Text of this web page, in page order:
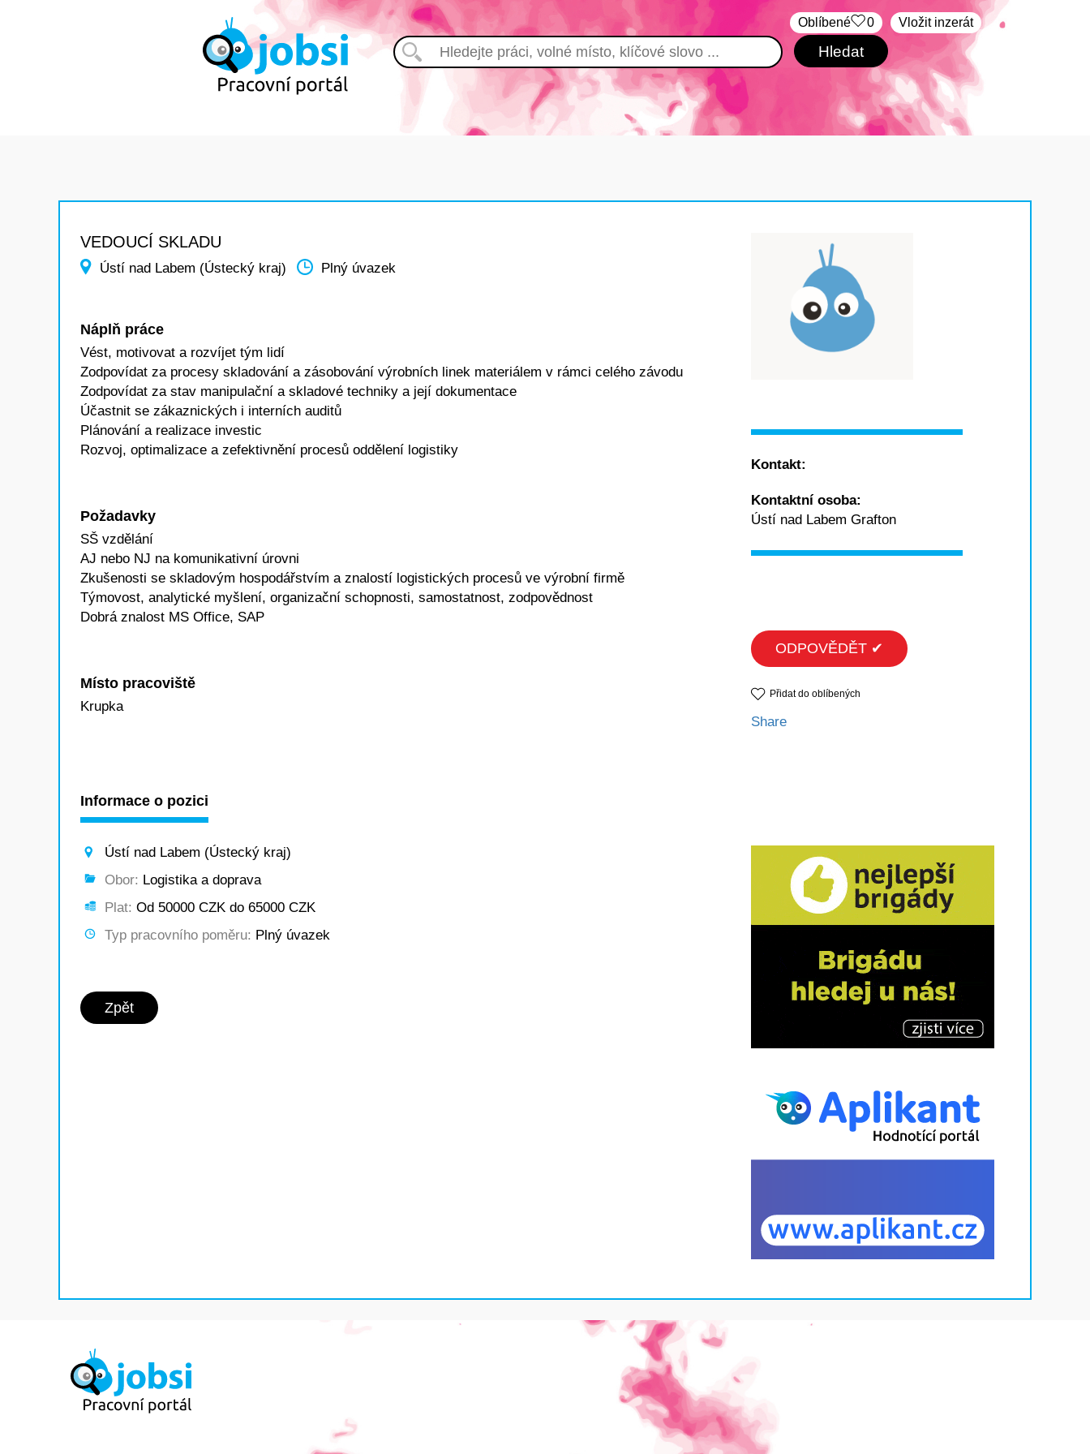
Vložit inzerát
Oblíbené 0
VEDOUCÍ SKLADU
Ústí nad Labem (Ústecký kraj) Plný úvazek
Náplň práce
Vést, motivovat a rozvíjet tým lidí
Zodpovídat za procesy skladování a zásobování výrobních linek materiálem v rámci celého závodu
Zodpovídat za stav manipulační a skladové techniky a její dokumentace
Účastnit se zákaznických i interních auditů
Plánování a realizace investic
Rozvoj, optimalizace a zefektivnění procesů oddělení logistiky
Požadavky
SŠ vzdělání
AJ nebo NJ na komunikativní úrovni
Zkušenosti se skladovým hospodářstvím a znalostí logistických procesů ve výrobní firmě
Týmovost, analytické myšlení, organizační schopnosti, samostatnost, zodpovědnost
Dobrá znalost MS Office, SAP
Místo pracoviště
Krupka
Informace o pozici
Ústí nad Labem (Ústecký kraj)
Obor: Logistika a doprava
Plat: Od 50000 CZK do 65000 CZK
Typ pracovního poměru: Plný úvazek
Zpět
Kontakt:
Kontaktní osoba:
Ústí nad Labem Grafton
ODPOVĚDĚT ✔
Přidat do oblíbených
Share